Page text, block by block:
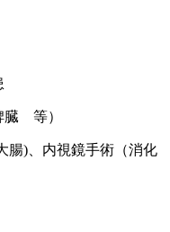
臓 等）
腸)、内視鏡手術（消化